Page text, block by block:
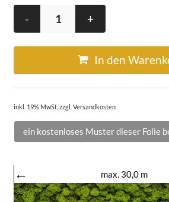
- +
In den
inkl. 19% MwSt. zzgl. Versandkosten
ein kostenloses Muster dieser Folie
← max. 30,0 m